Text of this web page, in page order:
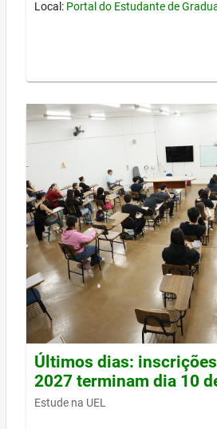
Local: Portal do Estudante de
Últimos dias:
2027 terminam dia 10
Estude na UEL